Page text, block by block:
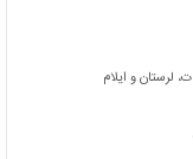
لرستان و ایلام